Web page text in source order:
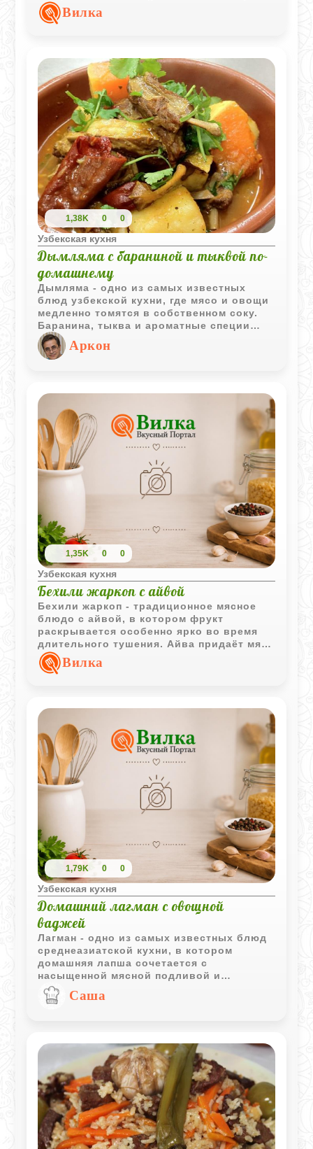
заправку. Блюдо получается сытным и
выразительным по вкусу.
Вилка
1,38K 0 0
Узбекская кухня
Дымляма с бараниной и тыквой по-
домашнему
Дымляма - одно из самых известных
блюд узбекской кухни, где мясо и овощи
медленно томятся в собственном соку.
Баранина, тыква и ароматные специи
создают насыщенное и сытное блюдо,
которое отлично подходит для
семейного обеда или ужина.
Аркон
1,35K 0 0
Узбекская кухня
Бехили жаркоп с айвой
Бехили жаркоп - традиционное мясное
блюдо с айвой, в котором фрукт
раскрывается особенно ярко во время
длительного тушения. Айва придаёт мясу
тонкий аромат и лёгкую кисло-сладкую
нотку, делая вкус блюда более
Вилка
1,79K 0 0
Узбекская кухня
Домашний лагман с овощной
ваджей
Лагман - одно из самых известных блюд
среднеазиатской кухни, в котором
домашняя лапша сочетается с
насыщенной мясной подливой и
большим количеством овощей. Богатый
вкус, аромат специй и яркие краски
Саша